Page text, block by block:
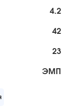
4.2
42
23
ЭМП